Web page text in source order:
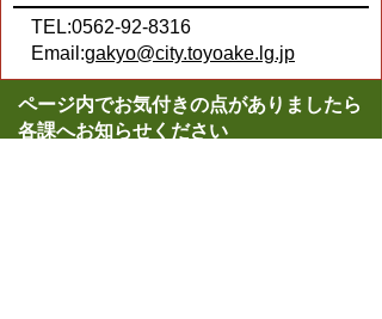
TEL:0562-92-8316
Email:gakyo@city.toyoake.lg.jp
ページ内でお気付きの点がありましたら
各課へお知らせください